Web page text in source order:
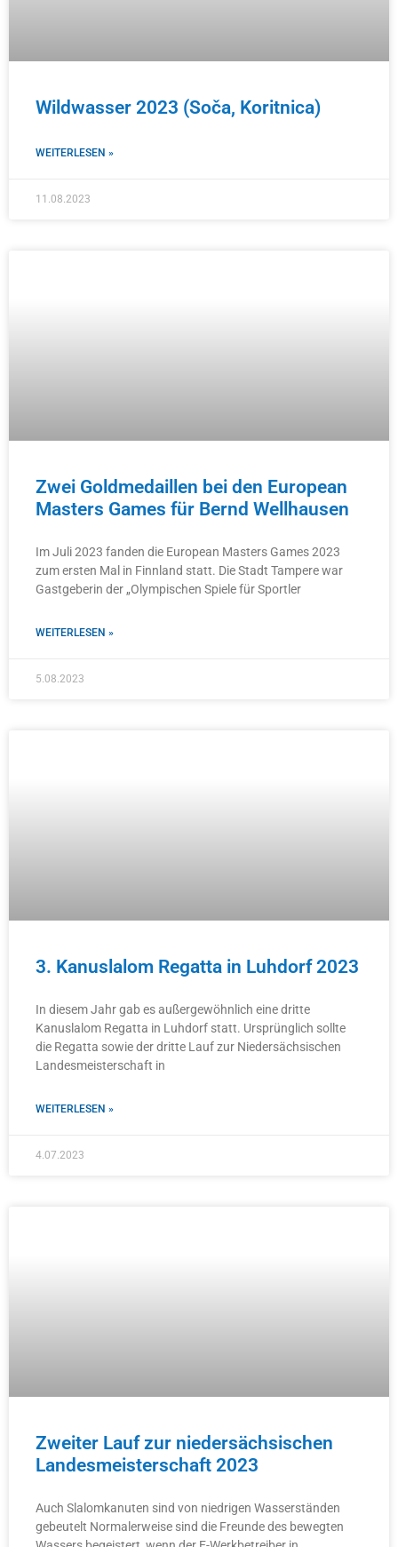
Wildwasser 2023 (Soča, Koritnica)
WEITERLESEN »
11.08.2023
Zwei Goldmedaillen bei den European
Masters Games für Bernd Wellhausen
Im Juli 2023 fanden die European Masters Games 2023
zum ersten Mal in Finnland statt. Die Stadt Tampere war
Gastgeberin der „Olympischen Spiele für Sportler
WEITERLESEN »
5.08.2023
3. Kanuslalom Regatta in Luhdorf 2023
In diesem Jahr gab es außergewöhnlich eine dritte
Kanuslalom Regatta in Luhdorf statt. Ursprünglich sollte
die Regatta sowie der dritte Lauf zur Niedersächsischen
Landesmeisterschaft in
WEITERLESEN »
4.07.2023
Zweiter Lauf zur niedersächsischen
Landesmeisterschaft 2023
Auch Slalomkanuten sind von niedrigen Wasserständen
gebeutelt Normalerweise sind die Freunde des bewegten